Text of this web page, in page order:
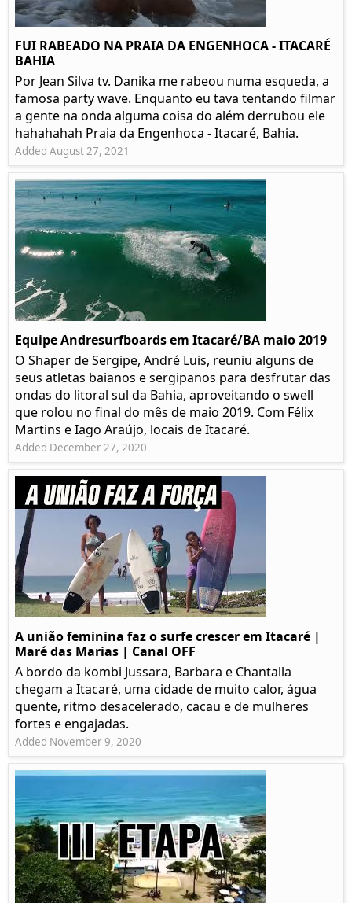
FUI RABEADO NA PRAIA DA ENGENHOCA - ITACARÉ
BAHIA
Por Jean Silva tv. Danika me rabeou numa esqueda, a
famosa party wave. Enquanto eu tava tentando filmar
a gente na onda alguma coisa do além derrubou ele
hahahahah Praia da Engenhoca - Itacaré, Bahia.
Added August 27, 2021
Equipe Andresurfboards em Itacaré/BA maio 2019
O Shaper de Sergipe, André Luis, reuniu alguns de
seus atletas baianos e sergipanos para desfrutar das
ondas do litoral sul da Bahia, aproveitando o swell
que rolou no final do mês de maio 2019. Com Félix
Martins e Iago Araújo, locais de Itacaré.
Added December 27, 2020
A união feminina faz o surfe crescer em Itacaré |
Maré das Marias | Canal OFF
A bordo da kombi Jussara, Barbara e Chantalla
chegam a Itacaré, uma cidade de muito calor, água
quente, ritmo desacelerado, cacau e de mulheres
fortes e engajadas.
Added November 9, 2020